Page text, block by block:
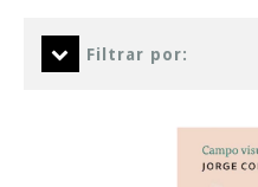
Filtrar por: